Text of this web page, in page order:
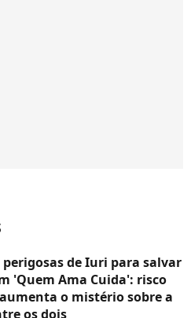
de Iuri para salvar
'Quem Ama Cuida': risco
o mistério sobre a
os dois